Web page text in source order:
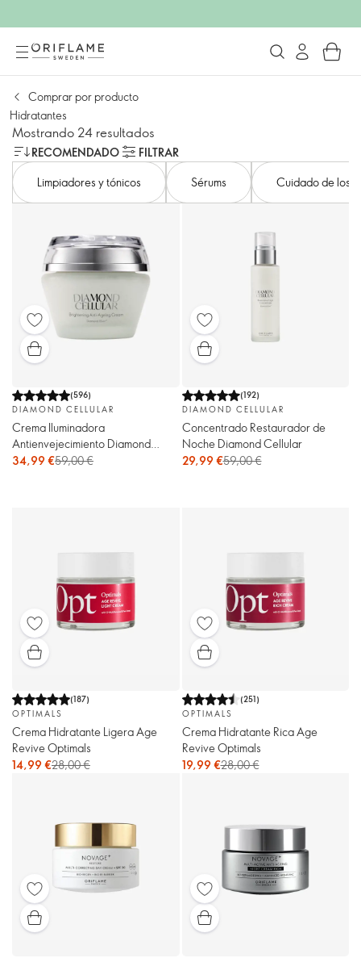
Comprar por producto
Hidratantes
Mostrando 24 resultados
RECOMENDADO
FILTRAR
Limpiadores y tónicos
Sérums Cuidado de los
(596)
DIAMOND CELLULAR
Crema Iluminadora
Antienvejecimiento Diamond
Cellular
34,99 €59,00 €
(192)
DIAMOND CELLULAR
Concentrado Restaurador de
Noche Diamond Cellular
29,99 €59,00 €
(187)
OPTIMALS
Crema Hidratante Ligera Age
Revive Optimals
14,99 €28,00 €
(251)
OPTIMALS
Crema Hidratante Rica Age
Revive Optimals
19,99 €28,00 €